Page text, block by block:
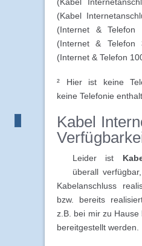
(Kabel
(Internet &
(Internet &
(Internet & Telefon
² Hier ist keine
keine Telefonie
Kabel
Leider ist
überall
Kabelanschluss
bzw. bereits
z.B. bei mir zu
bereitgestellt werden.